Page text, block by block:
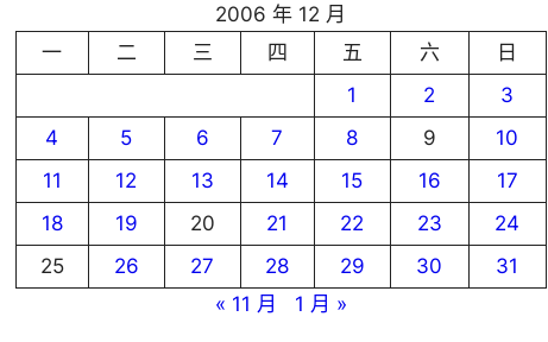
2006 年 12 月
一
二 三 四 五 六
日
1
2
3
4
5 6 7 8 9
10
11
12 13 14 15 16
17
18
19 20 21 22 23
24
25
26 27 28 29 30
31
« 11 月
1 月 »